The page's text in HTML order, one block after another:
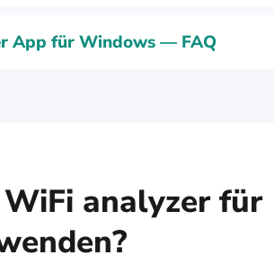
App für Windows — FAQ
analyzer für